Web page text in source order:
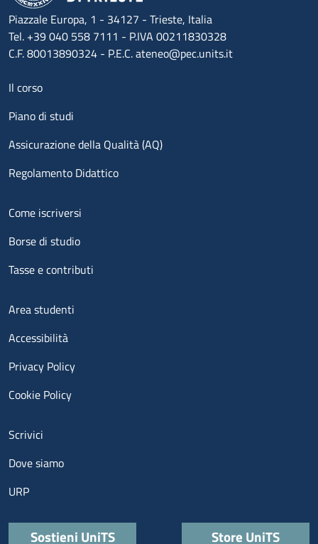
Piazzale Europa, 1 - 34127 - Trieste, Italia
Tel. +39 040 558 7111 - P.IVA 00211830328
C.F. 80013890324 - P.E.C. ateneo@pec.units.it
Menu footer 1
Il corso
Piano di studi
Assicurazione della Qualità (AQ)
Regolamento Didattico
Menu footer 2
Come iscriversi
Borse di studio
Tasse e contributi
Menu footer 3
Area studenti
Accessibilità
Privacy Policy
Cookie Policy
Menu contatti
Scrivici
Dove siamo
URP
Quick links
Sostieni UniTS Store UniTS